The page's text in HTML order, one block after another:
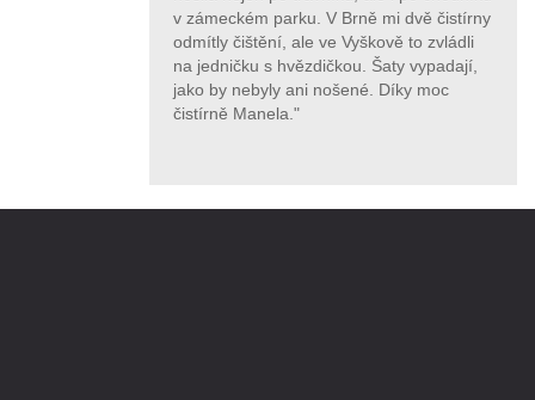
v zámeckém parku. V Brně mi dvě čistírny
odmítly čištění, ale ve Vyškově to zvládli
na jedničku s hvězdičkou. Šaty vypadají,
jako by nebyly ani nošené. Díky moc
čistírně Manela."